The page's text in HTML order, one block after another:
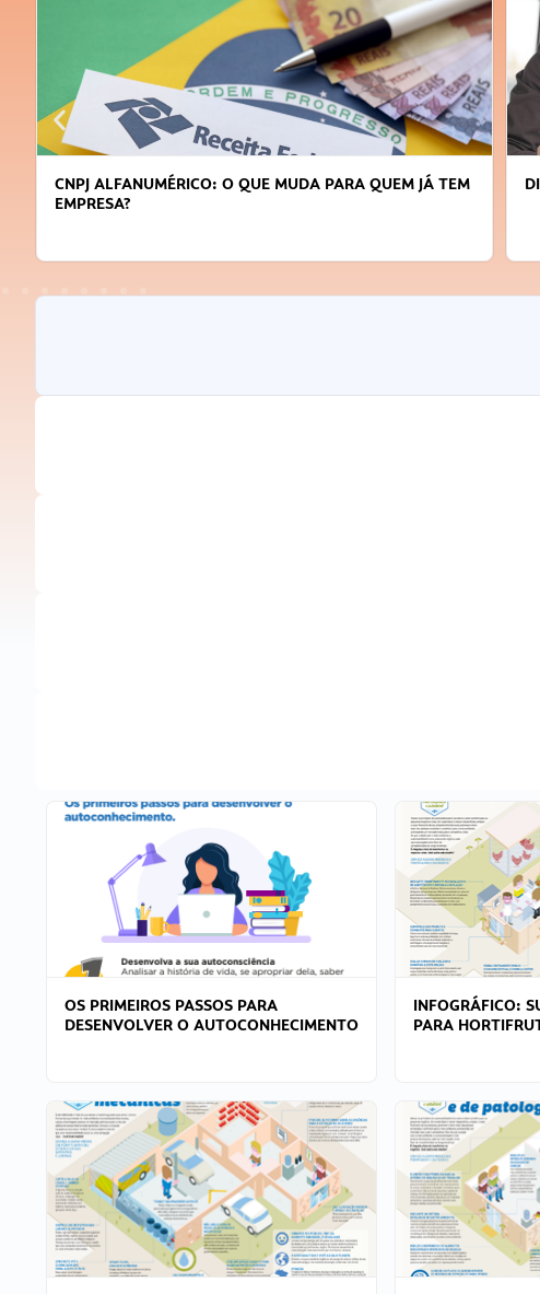
CNPJ ALFANUMÉRICO: O QUE MUDA PARA QUEM JÁ TEM
EMPRESA?
OS PRIMEIROS PASSOS PARA
DESENVOLVER O AUTOCONHECIMENTO
INFOGRÁFICO:
PARA